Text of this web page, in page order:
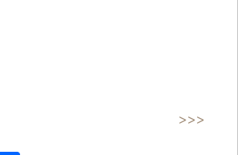
>>>